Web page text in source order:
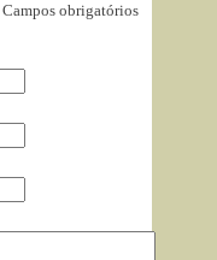
Campos obrigatórios